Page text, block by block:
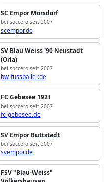
SC Empor Mörsdorf
bei soccero seit 2007
scempor.de
SV Blau Weiss '90 Neustadt
(Orla)
bei soccero seit 2007
bw-fussballer.de
FC Gebesee 1921
bei soccero seit 2007
fc-gebesee.de
SV Empor Buttstädt
bei soccero seit 2007
svempor.de
FSV "Blau-Weiss"